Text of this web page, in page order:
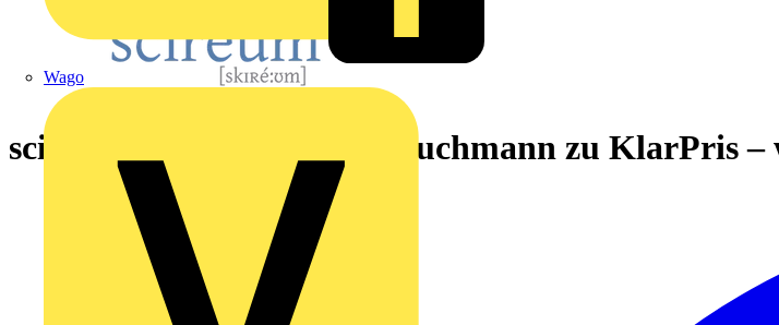
Wago
scireum talks: Prof. Felix Buchmann zu KlarPris –